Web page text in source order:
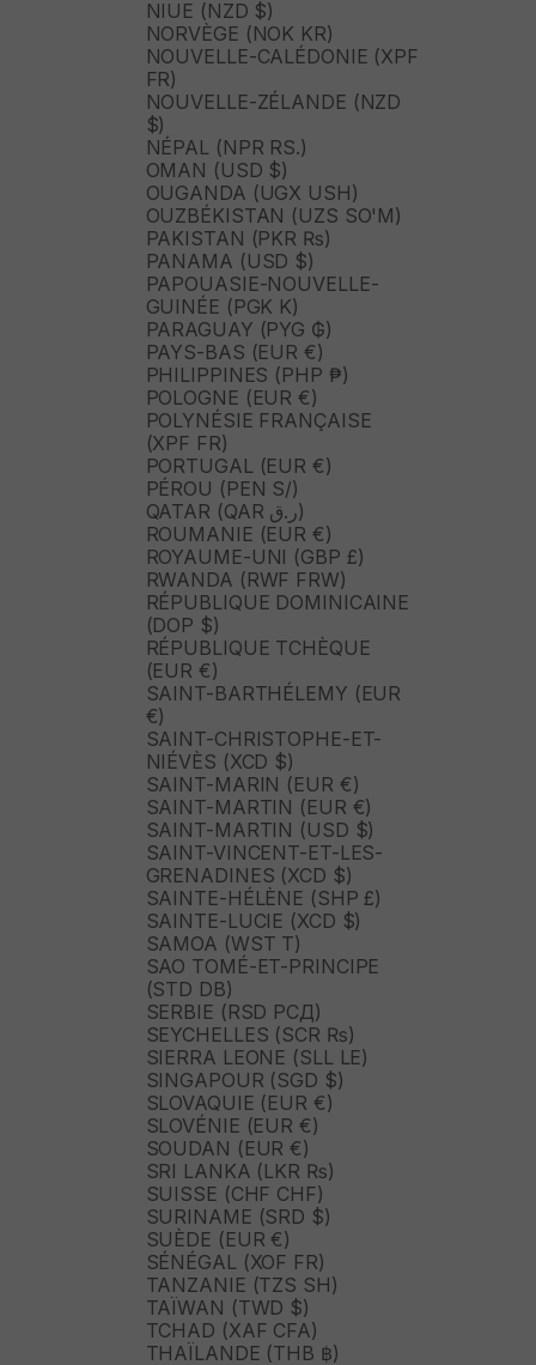
NIUE (NZD $)
NORVÈGE (NOK KR)
NOUVELLE-CALÉDONIE (XPF
FR)
NOUVELLE-ZÉLANDE (NZD
$)
NÉPAL (NPR RS.)
OMAN (USD $)
OUGANDA (UGX USH)
OUZBÉKISTAN (UZS SO'M)
PAKISTAN (PKR ₨)
PANAMA (USD $)
PAPOUASIE-NOUVELLE-
GUINÉE (PGK K)
PARAGUAY (PYG ₲)
PAYS-BAS (EUR €)
PHILIPPINES (PHP ₱)
POLOGNE (EUR €)
POLYNÉSIE FRANÇAISE
(XPF FR)
PORTUGAL (EUR €)
PÉROU (PEN S/)
QATAR (QAR ر.ق)
ROUMANIE (EUR €)
ROYAUME-UNI (GBP £)
RWANDA (RWF FRW)
RÉPUBLIQUE DOMINICAINE
(DOP $)
RÉPUBLIQUE TCHÈQUE
(EUR €)
SAINT-BARTHÉLEMY (EUR
€)
SAINT-CHRISTOPHE-ET-
NIÉVÈS (XCD $)
SAINT-MARIN (EUR €)
SAINT-MARTIN (EUR €)
SAINT-MARTIN (USD $)
SAINT-VINCENT-ET-LES-
GRENADINES (XCD $)
SAINTE-HÉLÈNE (SHP £)
SAINTE-LUCIE (XCD $)
SAMOA (WST T)
SAO TOMÉ-ET-PRINCIPE
(STD DB)
SERBIE (RSD РСД)
SEYCHELLES (SCR ₨)
SIERRA LEONE (SLL LE)
SINGAPOUR (SGD $)
SLOVAQUIE (EUR €)
SLOVÉNIE (EUR €)
SOUDAN (EUR €)
SRI LANKA (LKR ₨)
SUISSE (CHF CHF)
SURINAME (SRD $)
SUÈDE (EUR €)
SÉNÉGAL (XOF FR)
TANZANIE (TZS SH)
TAÏWAN (TWD $)
TCHAD (XAF CFA)
THAÏLANDE (THB ฿)